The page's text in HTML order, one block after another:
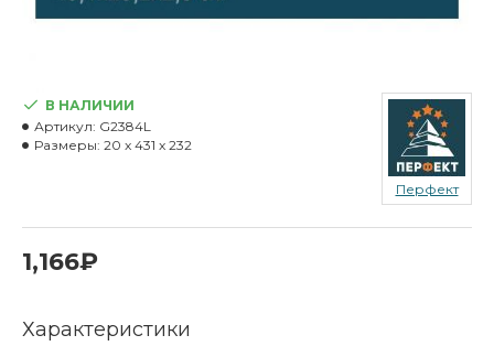
1,166₽
В НАЛИЧИИ
Артикул: G2384L
Размеры: 20 x 431 x 232
Перфект
Характеристики